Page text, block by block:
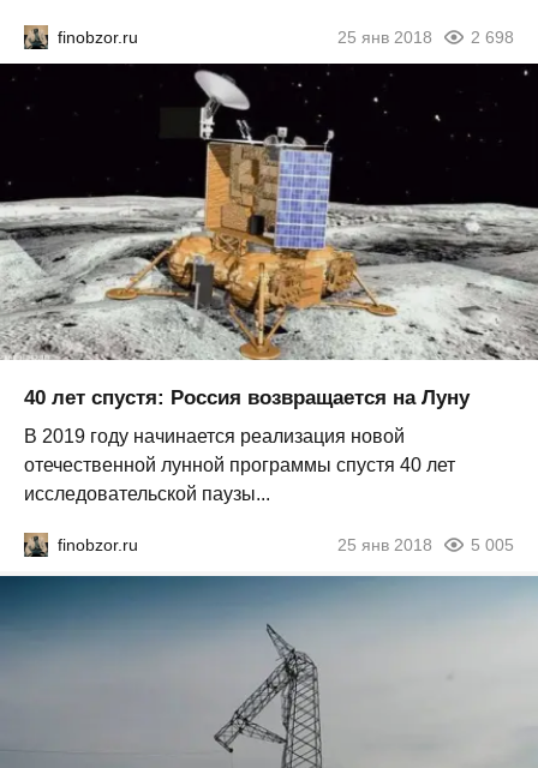
finobzor.ru 25 янв 2018 2 698
40 лет спустя: Россия возвращается на Луну
В 2019 году начинается реализация новой
отечественной лунной программы спустя 40 лет
исследовательской паузы...
finobzor.ru 25 янв 2018 5 005